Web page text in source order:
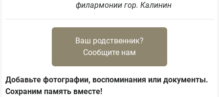
филармонии гор. Калинин
Ваш родственник?
Сообщите нам
Добавьте фотографии, воспоминания или документы.
Сохраним память вместе!